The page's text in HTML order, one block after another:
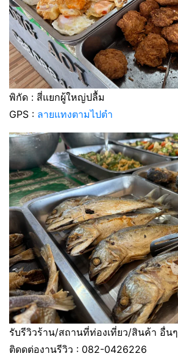
พิกัด : สี่แยกผู้ใหญ่ปลื้ม
GPS : ลายแทงตามไปตำ
รับรีวิวร้าน/สถานที่ท่องเที่ยว/สินค้า อื่นๆ
ติดดต่องานรีวิว : 082-0426226